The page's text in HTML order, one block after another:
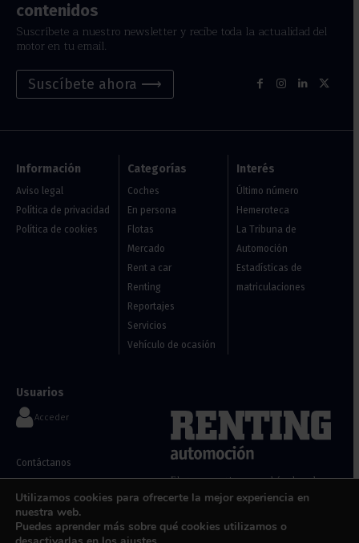
contenidos
Suscríbete a nuestro newsletter y recibe toda la actualidad del
motor en tu email.
Suscíbete ahora ⟶
Información
Aviso legal
Política de privacidad
Política de cookies
Categorías
Coches
En persona
Flotas
Mercado
Rent a car
Renting
Reportajes
Servicios
Vehículo de ocasión
Interés
Último número
Hemeroteca
La Tribuna de
Automoción
Estadísticas de
matriculaciones
Usuarios
Acceder
Contáctanos
Flotas, renting y vehículos de
Utilizamos cookies para ofrecerte la mejor experiencia en
nuestra web.
Puedes aprender más sobre qué cookies utilizamos o